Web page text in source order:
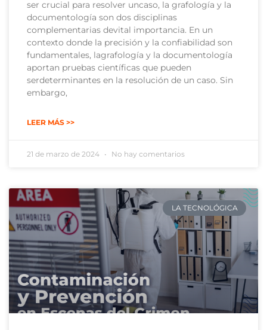
ser crucial para resolver uncaso, la grafología y la
documentología son dos disciplinas
complementarias devital importancia. En un
contexto donde la precisión y la confiabilidad son
fundamentales, lagrafología y la documentología
aportan pruebas científicas que pueden
serdeterminantes en la resolución de un caso. Sin
embargo,
LEER MÁS >>
21 de marzo de 2024 No hay comentarios
LA TECNOLÓGICA